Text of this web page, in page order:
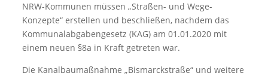
NRW-Kommunen müssen „Straßen- und Wege-
Konzepte“ erstellen und beschließen, nachdem das
Kommunalabgabengesetz (KAG) am 01.01.2020 mit
einem neuen §8a in Kraft getreten war.
Die Kanalbaumaßnahme „Bismarckstraße“ und weitere